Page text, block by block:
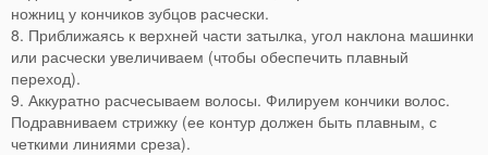
ножниц у кончиков зубцов расчески.
8. Приближаясь к верхней части затылка, угол наклона машинки
или расчески увеличиваем (чтобы обеспечить плавный
переход).
9. Аккуратно расчесываем волосы. Филируем кончики волос.
Подравниваем стрижку (ее контур должен быть плавным, с
четкими линиями среза).